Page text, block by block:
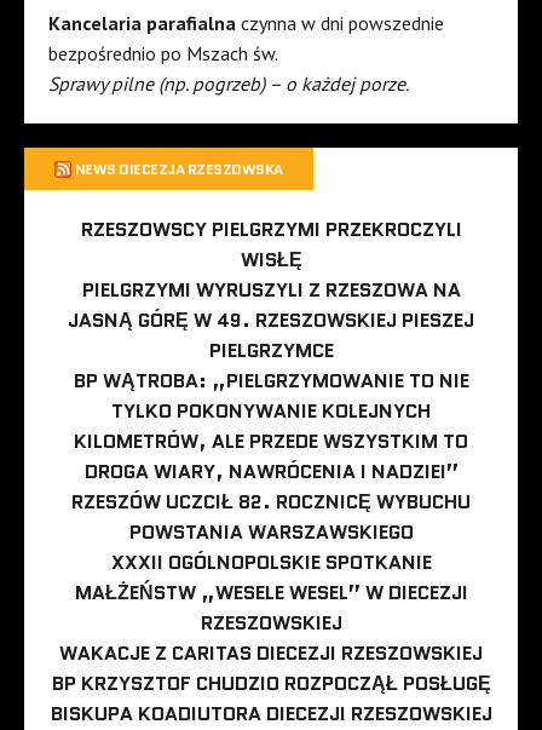
Kancelaria parafialna czynna w dni powszednie
bezpośrednio po Mszach św.
Sprawy pilne (np. pogrzeb) – o każdej porze.
NEWS DIECEZJA RZESZOWSKA
RZESZOWSCY PIELGRZYMI PRZEKROCZYLI
WISŁĘ
PIELGRZYMI WYRUSZYLI Z RZESZOWA NA
JASNĄ GÓRĘ W 49. RZESZOWSKIEJ PIESZEJ
PIELGRZYMCE
BP WĄTROBA: „PIELGRZYMOWANIE TO NIE
TYLKO POKONYWANIE KOLEJNYCH
KILOMETRÓW, ALE PRZEDE WSZYSTKIM TO
DROGA WIARY, NAWRÓCENIA I NADZIEI”
RZESZÓW UCZCIŁ 82. ROCZNICĘ WYBUCHU
POWSTANIA WARSZAWSKIEGO
XXXII OGÓLNOPOLSKIE SPOTKANIE
MAŁŻEŃSTW „WESELE WESEL” W DIECEZJI
RZESZOWSKIEJ
WAKACJE Z CARITAS DIECEZJI RZESZOWSKIEJ
BP KRZYSZTOF CHUDZIO ROZPOCZĄŁ POSŁUGĘ
BISKUPA KOADIUTORA DIECEZJI RZESZOWSKIEJ